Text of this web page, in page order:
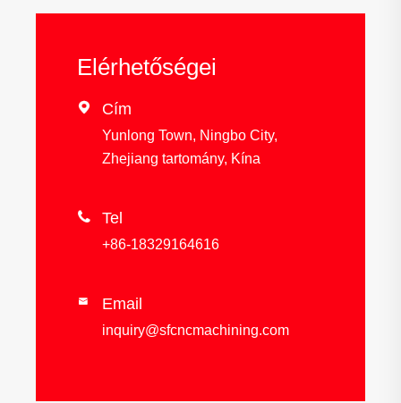
Elérhetőségei
 Cím
Yunlong Town, Ningbo City,
Zhejiang tartomány, Kína
 Tel
+86-18329164616
 Email
inquiry@sfcncmachining.com